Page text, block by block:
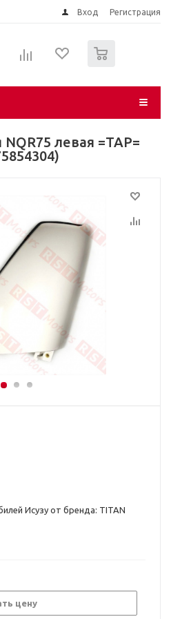
Вход Регистрация
левая =TAP=
Исузу от бренда: TITAN
цену